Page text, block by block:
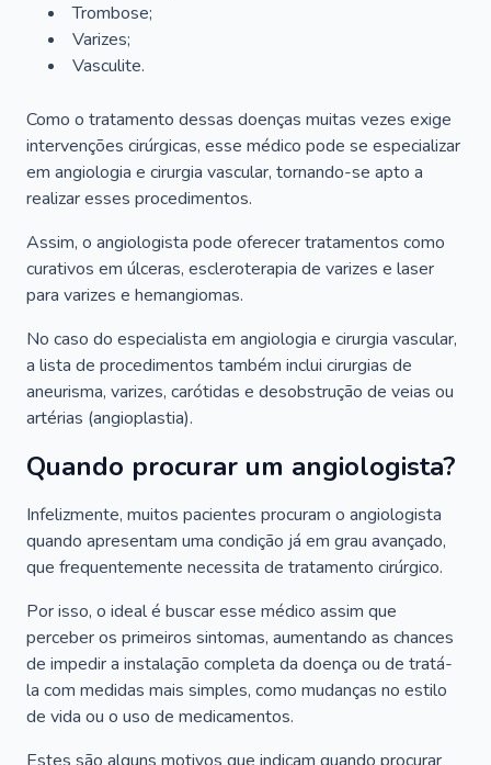
Trombose;
Varizes;
Vasculite.
Como o tratamento dessas doenças muitas vezes exige
intervenções cirúrgicas, esse médico pode se especializar
em angiologia e cirurgia vascular, tornando-se apto a
realizar esses procedimentos.
Assim, o angiologista pode oferecer tratamentos como
curativos em úlceras, escleroterapia de varizes e laser
para varizes e hemangiomas.
No caso do especialista em angiologia e cirurgia vascular,
a lista de procedimentos também inclui cirurgias de
aneurisma, varizes, carótidas e desobstrução de veias ou
artérias (angioplastia).
Quando procurar um angiologista?
Infelizmente, muitos pacientes procuram o angiologista
quando apresentam uma condição já em grau avançado,
que frequentemente necessita de tratamento cirúrgico.
Por isso, o ideal é buscar esse médico assim que
perceber os primeiros sintomas, aumentando as chances
de impedir a instalação completa da doença ou de tratá-
la com medidas mais simples, como mudanças no estilo
de vida ou o uso de medicamentos.